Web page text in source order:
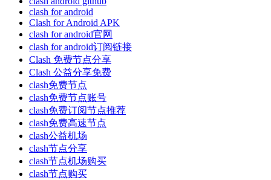
clash for android
Clash for Android APK
clash for android官网
clash for android订阅链接
Clash 免费节点分享
Clash 公益分享免费
clash免费节点
clash免费节点账号
clash免费订阅节点推荐
clash免费高速节点
clash公益机场
clash节点分享
clash节点机场购买
clash节点购买